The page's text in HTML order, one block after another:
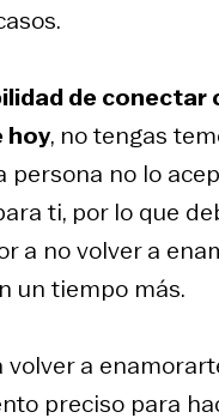
de conectar
hoy, no tengas
persona no lo
ti, por lo que
a no volver a
un tiempo más.
a
preciso para